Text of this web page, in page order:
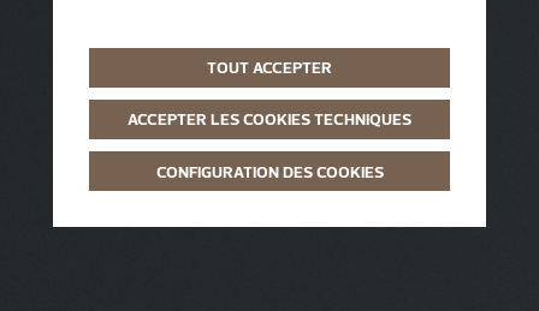
TOUT ACCEPTER
ACCEPTER LES COOKIES TECHNIQUES
CONFIGURATION DES COOKIES